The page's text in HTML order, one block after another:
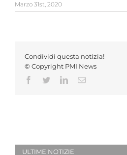
Marzo 31st, 2020
Condividi questa notizia!
© Copyright PMI News
Facebook
TwitterLinkedInEmail
ULTIME NOTIZIE